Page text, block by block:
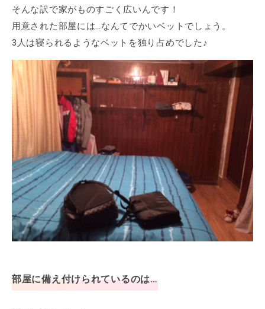
そんな訳で家がものすごく広いんです！
用意された部屋には…なんてでかいベットでしょう。
3人は寝られるようなベットを独り占めでした♪
部屋に備え付けられているのは…